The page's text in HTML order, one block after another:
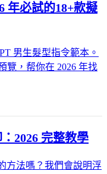
年必試的18+款擬
男生髮型指令範本。
覽，帮你在 2026 年找
2026 完整教學
方法嗎？我們會說明浮